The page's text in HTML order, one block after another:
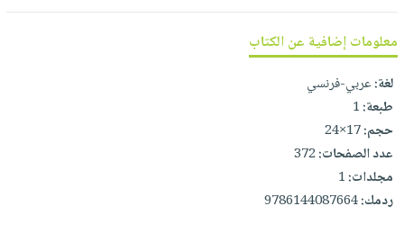
صابون
أطفال
مناسبات
فيديوهات
أسئلة
طرحها
خدمات
نيل
وفرات
انشر
التسوق
نشرة
الإصدارات
معلومات إضافية عن الكتاب
لغة:عربي-فرنسي
طبعة:1
حجم:17×24
عدد الصفحات:372
مجلدات:1
ردمك:9786144087664